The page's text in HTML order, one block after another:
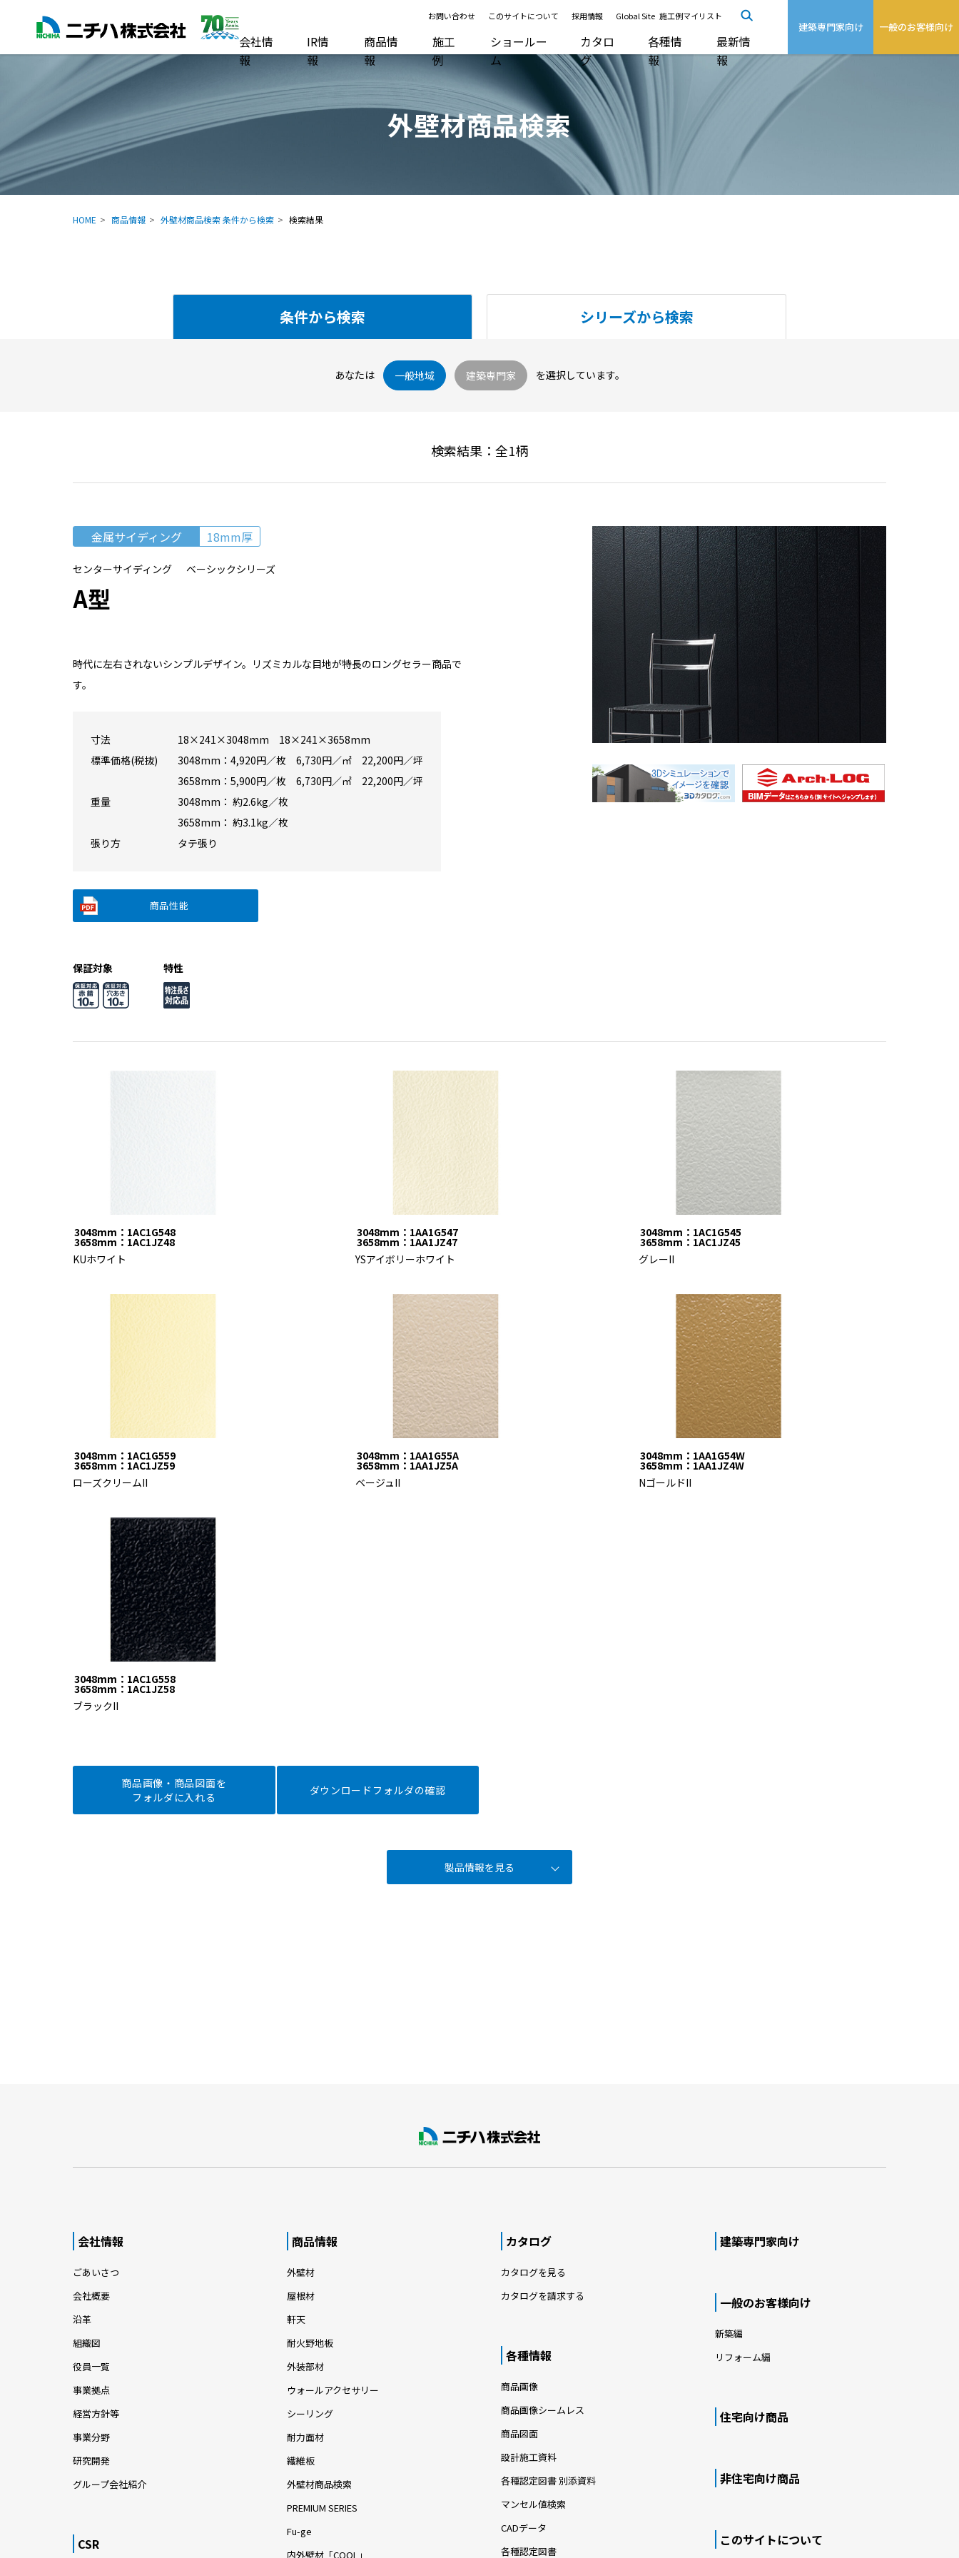
お問い合わせ このサイトについて 採用情報 Global Site 施工例マイリスト
会社情
報
IR情
報
商品情
報
施工
例
ショールー
ム
カタロ
グ
各種情
報
最新情
報
建築専門家向け 一般のお客様向け
外壁材商品検索
HOME 商品情報 外壁材商品検索 条件から検索 検索結果
条件から検索 シリーズから検索
あなたは 一般地域 建築専門家 を選択しています。
検索結果：全1柄
金属サイディング 18mm厚
センターサイディング ベーシックシリーズ
A型
時代に左右されないシンプルデザイン。リズミカルな目地が特長のロングセラー商品で
す。
寸法
18×241×3048mm 18×241×3658mm
標準価格(税抜)
3048mm：4,920円／枚 6,730円／㎡ 22,200円／坪
3658mm：5,900円／枚 6,730円／㎡ 22,200円／坪
重量
3048mm： 約2.6kg／枚
3658mm： 約3.1kg／枚
張り方
タテ張り
商品性能
保証対象 特性
3048mm：1AC1G548
3658mm：1AC1JZ48
KUホワイト
3048mm：1AA1G547
3658mm：1AA1JZ47
YSアイボリーホワイト
3048mm：1AC1G545
3658mm：1AC1JZ45
グレーII
3048mm：1AC1G559
3658mm：1AC1JZ59
ローズクリームII
3048mm：1AA1G55A
3658mm：1AA1JZ5A
ベージュII
3048mm：1AA1G54W
3658mm：1AA1JZ4W
NゴールドII
3048mm：1AC1G558
3658mm：1AC1JZ58
ブラックII
商品画像・商品図面を
フォルダに入れる
ダウンロードフォルダの確認
製品情報を見る
会社情報
ごあいさつ
会社概要
沿革
組織図
役員一覧
事業拠点
経営方針等
事業分野
研究開発
グループ会社紹介
CSR
商品情報
外壁材
屋根材
軒天
耐火野地板
外装部材
ウォールアクセサリー
シーリング
耐力面材
繊維板
外壁材商品検索
PREMIUM SERIES
Fu-ge
内外壁材「COOL」
カタログ
カタログを見る
カタログを請求する
各種情報
商品画像
商品画像シームレス
商品図面
設計施工資料
各種認定図書 別添資料
マンセル値検索
CADデータ
各種認定図書
建築専門家向け
一般のお客様向け
新築編
リフォーム編
住宅向け商品
非住宅向け商品
このサイトについて